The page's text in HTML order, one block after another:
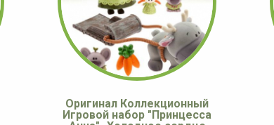
Оригинал Коллекционный
Игровой набор "Принцесса